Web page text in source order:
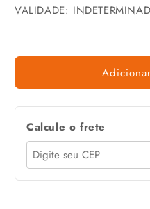
VALIDADE:
Calcule o frete